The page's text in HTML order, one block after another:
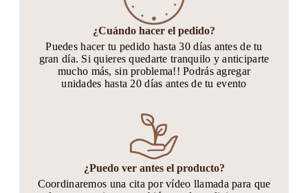
¿Cuándo hacer el pedido?
Puedes hacer tu pedido hasta 30 días antes de tu
gran día. Si quieres quedarte tranquilo y anticiparte
mucho más, sin problema!! Podrás agregar
unidades hasta 20 días antes de tu evento
¿Puedo ver antes el producto?
Coordinaremos una cita por vídeo llamada para que